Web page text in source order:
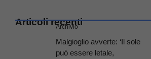
Articoli recenti
Archivio
Malgioglio avverte: ‘Il sole
può essere letale,